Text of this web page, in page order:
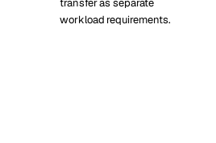
transfer as separate
workload requirements.